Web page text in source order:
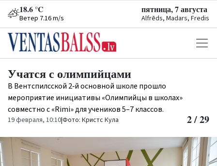
18.6 °C
Ветер 7.16 m/s
пятница, 7 августа
Alfrēds, Madars, Fredis
Учатся с олимпийцами
В Вентспилсской 2‑й основной школе прошло
мероприятие инициативы «Олимпийцы в школах»
совместно с «Rimi» для учеников 5–7 классов.
19 февраля, 10:10|Фото: Кристс Кула 2 / 29